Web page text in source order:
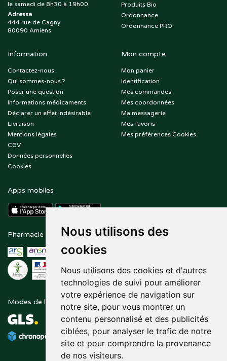
Nous utilisons des
cookies
Nous utilisons des cookies et d'autres
technologies de suivi pour améliorer
votre expérience de navigation sur
notre site, pour vous montrer un
contenu personnalisé et des publicités
ciblées, pour analyser le trafic de notre
site et pour comprendre la provenance
de nos visiteurs.
le samedi de 8h30 à 19h00
Adresse
444 rue de Cagny
80090 Amiens
Produits Bio
Ordonnance
Ordonnance PRO
Information
Contactez-nous
Qui sommes-nous ?
Poser une question
Informations médicaments
Déclarer un effet indésirable
Livraison
Mentions légales
CGV
Données personnelles
Cookies
Mon compte
Mon panier
Identification
Mes commandes
Mes coordonnées
Ma messagerie
Mes favoris
Mes préférences Cookies
Apps mobiles
Pharmacie en ligne agréée Paiement sécurisé
Modes de livraison Suivez-nous sur